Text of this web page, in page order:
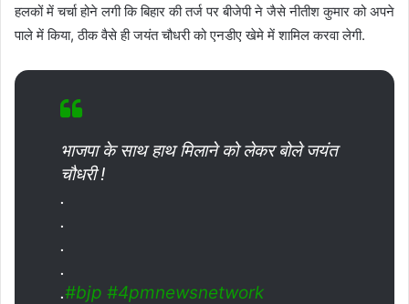
हलकों में चर्चा होने लगी कि बिहार की तर्ज पर बीजेपी ने जैसे नीतीश कुमार को अपने
पाले में किया, ठीक वैसे ही जयंत चौधरी को एनडीए खेमे में शामिल करवा लेगी.
भाजपा के साथ हाथ मिलाने को लेकर बोले जयंत
चौधरी !
.
.
.
.
.#bjp #4pmnewsnetwork